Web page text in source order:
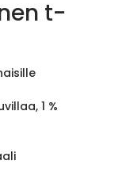
t-
1 %